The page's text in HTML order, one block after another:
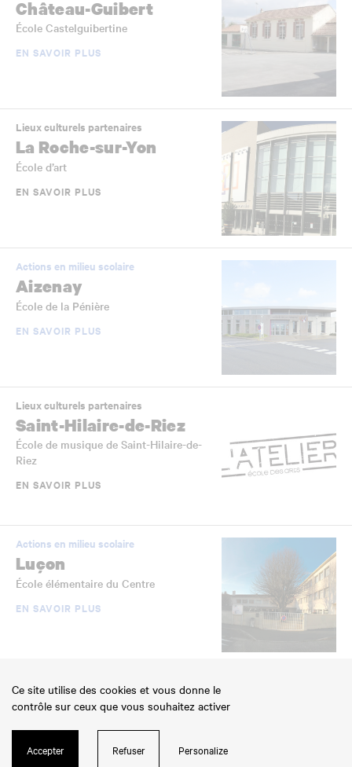
Château-Guibert
École Castelguibertine
EN SAVOIR PLUS
Lieux culturels partenaires
La Roche-sur-Yon
École d’art
EN SAVOIR PLUS
Actions en milieu scolaire
Aizenay
École de la Pénière
EN SAVOIR PLUS
Lieux culturels partenaires
Saint-Hilaire-de-Riez
École de musique de Saint-Hilaire-de-
Riez
EN SAVOIR PLUS
Actions en milieu scolaire
Luçon
École élémentaire du Centre
EN SAVOIR PLUS
Établissements scolaires jumelés
La Roche-sur-Yon
EN SAVOIR PLUS
Ce site utilise des cookies et vous donne le
contrôle sur ceux que vous souhaitez activer
Accepter Refuser Personalize